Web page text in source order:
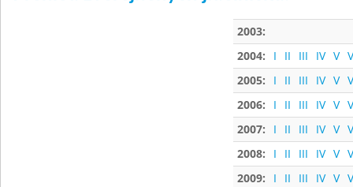
2003:
2004:
I II III IV V
2005:
I II III IV V
2006:
I II III IV V
2007:
I II III IV V
2008:
I II III IV V
2009:
I II III IV V